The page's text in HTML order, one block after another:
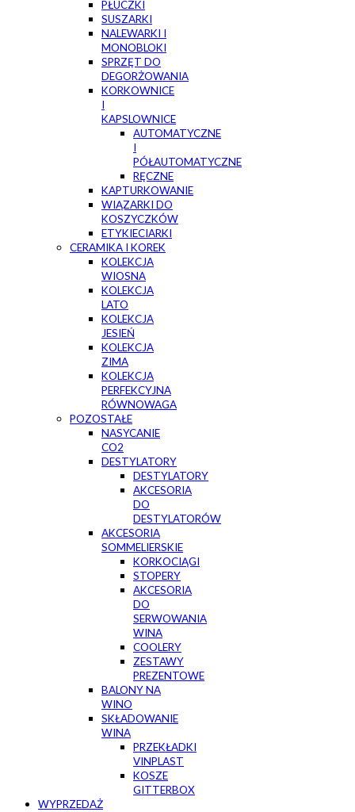
PŁUCZKI
SUSZARKI
NALEWARKI I
MONOBLOKI
SPRZĘT DO
DEGORŻOWANIA
KORKOWNICE
I
KAPSLOWNICE
AUTOMATYCZNE
I
PÓŁAUTOMATYCZNE
RĘCZNE
KAPTURKOWANIE
WIĄZARKI DO
KOSZYCZKÓW
ETYKIECIARKI
CERAMIKA I KOREK
KOLEKCJA
WIOSNA
KOLEKCJA
LATO
KOLEKCJA
JESIEŃ
KOLEKCJA
ZIMA
KOLEKCJA
PERFEKCYJNA
RÓWNOWAGA
POZOSTAŁE
NASYCANIE
CO2
DESTYLATORY
DESTYLATORY
AKCESORIA
DO
DESTYLATORÓW
AKCESORIA
SOMMELIERSKIE
KORKOCIĄGI
STOPERY
AKCESORIA
DO
SERWOWANIA
WINA
COOLERY
ZESTAWY
PREZENTOWE
BALONY NA
WINO
SKŁADOWANIE
WINA
PRZEKŁADKI
VINPLAST
KOSZE
GITTERBOX
WYPRZEDAŻ